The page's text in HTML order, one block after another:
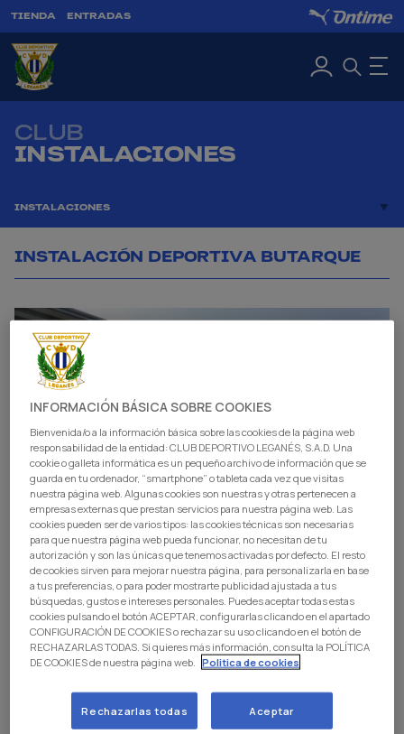
TIENDA ENTRADAS
INSTALACIONES
CLUB
INSTALACIONES
INSTALACIÓN DEPORTIVA BUTARQUE
AFORO
1.756 localidades
INAUGURACIÓN
INFORMACIÓN BÁSICA SOBRE COOKIES
Bienvenida/o a la información básica sobre las cookies de la página web
responsabilidad de la entidad: CLUB DEPORTIVO LEGANÉS, S.A.D. Una
cookie o galleta informática es un pequeño archivo de información que se
guarda en tu ordenador, “smartphone” o tableta cada vez que visitas
nuestra página web. Algunas cookies son nuestras y otras pertenecen a
empresas externas que prestan servicios para nuestra página web. Las
cookies pueden ser de varios tipos: las cookies técnicas son necesarias
para que nuestra página web pueda funcionar, no necesitan de tu
autorización y son las únicas que tenemos activadas por defecto. El resto
de cookies sirven para mejorar nuestra página, para personalizarla en base
a tus preferencias, o para poder mostrarte publicidad ajustada a tus
búsquedas, gustos e intereses personales. Puedes aceptar todas estas
cookies pulsando el botón ACEPTAR, configurarlas clicando en el apartado
CONFIGURACIÓN DE COOKIES o rechazar su uso clicando en el botón de
RECHAZARLAS TODAS. Si quieres más información, consulta la POLÍTICA
DE COOKIES de nuestra página web.
Politica de cookies
Rechazarlas todas Aceptar